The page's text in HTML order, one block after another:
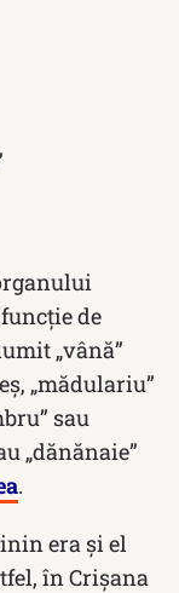
de
„vână”
„mădulariu”
sau
„dănănaie”
.
era și el
în Crișana